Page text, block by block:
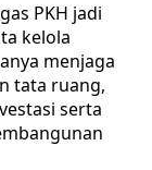
PKH jadi
kelola
menjaga
tata ruang,
serta